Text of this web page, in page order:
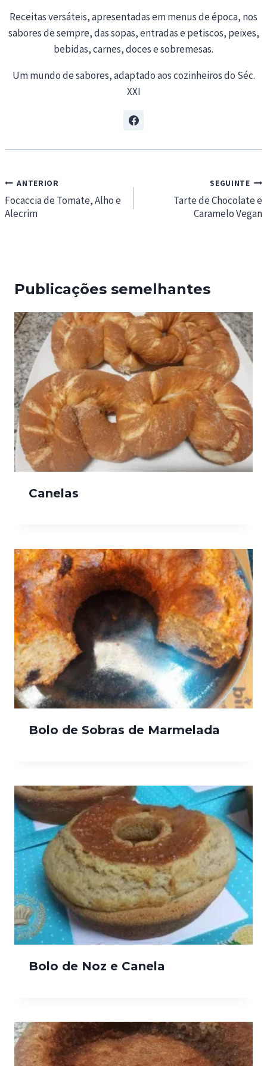
Receitas versáteis, apresentadas em menus de época, nos
sabores de sempre, das sopas, entradas e petiscos, peixes,
bebidas, carnes, doces e sobremesas.
Um mundo de sabores, adaptado aos cozinheiros do Séc.
XXI
Navegação
de
artigos
ANTERIOR
Focaccia de Tomate, Alho e
Alecrim
SEGUINTE
Tarte de Chocolate e
Caramelo Vegan
Publicações semelhantes
Canelas
Bolo de Sobras de Marmelada
Bolo de Noz e Canela